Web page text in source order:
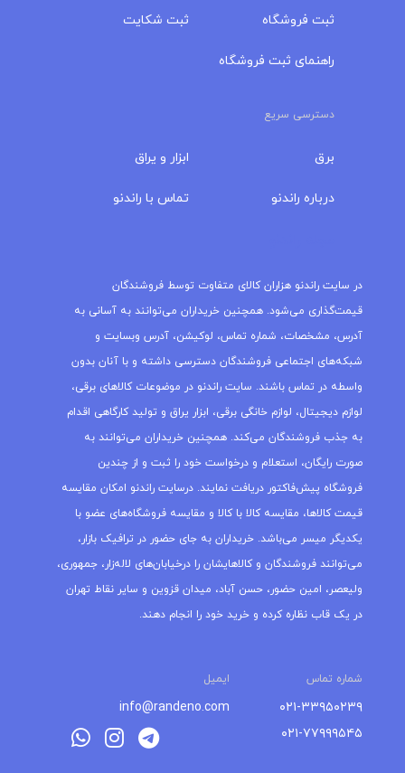
ثبت فروشگاه
راهنمای ثبت فروشگاه
ثبت شکایت
دسترسی سریع
برق
درباره‌ راندنو
ابزار و یراق
تماس با راندنو
در سایت راندنو هزاران کالای متفاوت توسط فروشندگان
قیمت‌گذاری می‌شود. همچنین خریداران می‌توانند به آسانی به
آدرس، مشخصات، شماره تماس، لوکیشن، آدرس وبسایت و
شبکه‌های اجتماعی فروشندگان دسترسی داشته و با آنان بدون
واسطه در تماس باشند. سایت راندنو در موضوعات کالاهای برقی،
لوازم دیجیتال، لوازم خانگی برقی، ابزار یراق و تولید کارگاهی اقدام
به جذب فروشندگان می‌کند. همچنین خریداران می‌توانند به
صورت رایگان، استعلام و درخواست خود را ثبت و از چندین
فروشگاه پیش‌فاکتور دریافت نمایند. درسایت راندنو امکان مقایسه
قیمت کالاها، مقایسه کالا با کالا و مقایسه فروشگاه‌های عضو با
یکدیگر میسر می‌باشد. خریداران به جای حضور در ترافیک بازار،
می‌توانند فروشندگان و کالاهایشان را درخیابان‌های لاله‌زار، جمهوری،
ولیعصر، امین حضور، حسن آباد، میدان قزوین و سایر نقاط تهران
در یک قاب نظاره کرده و خرید خود را انجام دهند.
شماره تماس ایمیل
۰۲۱-۳۳۹۵۰۲۳۹
۰۲۱-۷۷۹۹۹۵۴۵
info@randeno.com